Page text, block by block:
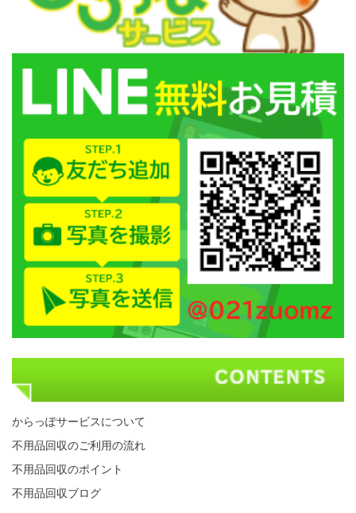
からっぽサービスについて
不用品回収のご利用の流れ
不用品回収のポイント
不用品回収ブログ